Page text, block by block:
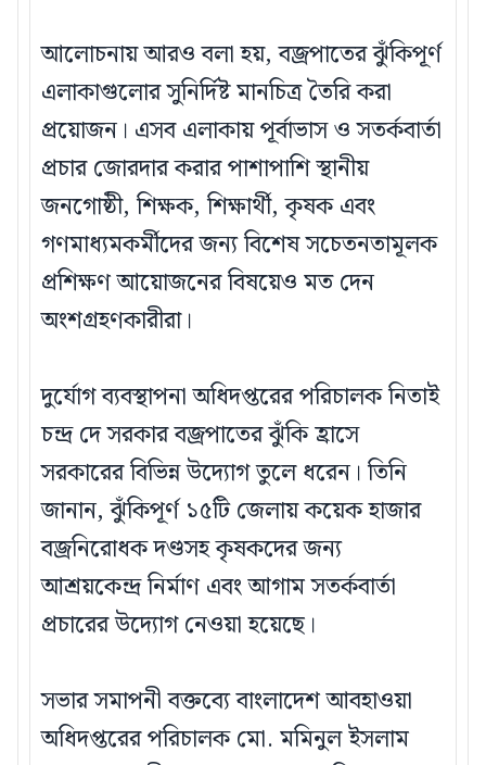
আলোচনায় আরও বলা হয়, বজ্রপাতের ঝুঁকিপূর্ণ
এলাকাগুলোর সুনির্দিষ্ট মানচিত্র তৈরি করা
প্রয়োজন। এসব এলাকায় পূর্বাভাস ও সতর্কবার্তা
প্রচার জোরদার করার পাশাপাশি স্থানীয়
জনগোষ্ঠী, শিক্ষক, শিক্ষার্থী, কৃষক এবং
গণমাধ্যমকর্মীদের জন্য বিশেষ সচেতনতামূলক
প্রশিক্ষণ আয়োজনের বিষয়েও মত দেন
অংশগ্রহণকারীরা।
দুর্যোগ ব্যবস্থাপনা অধিদপ্তরের পরিচালক নিতাই
চন্দ্র দে সরকার বজ্রপাতের ঝুঁকি হ্রাসে
সরকারের বিভিন্ন উদ্যোগ তুলে ধরেন। তিনি
জানান, ঝুঁকিপূর্ণ ১৫টি জেলায় কয়েক হাজার
বজ্রনিরোধক দণ্ডসহ কৃষকদের জন্য
আশ্রয়কেন্দ্র নির্মাণ এবং আগাম সতর্কবার্তা
প্রচারের উদ্যোগ নেওয়া হয়েছে।
সভার সমাপনী বক্তব্যে বাংলাদেশ আবহাওয়া
অধিদপ্তরের পরিচালক মো. মমিনুল ইসলাম